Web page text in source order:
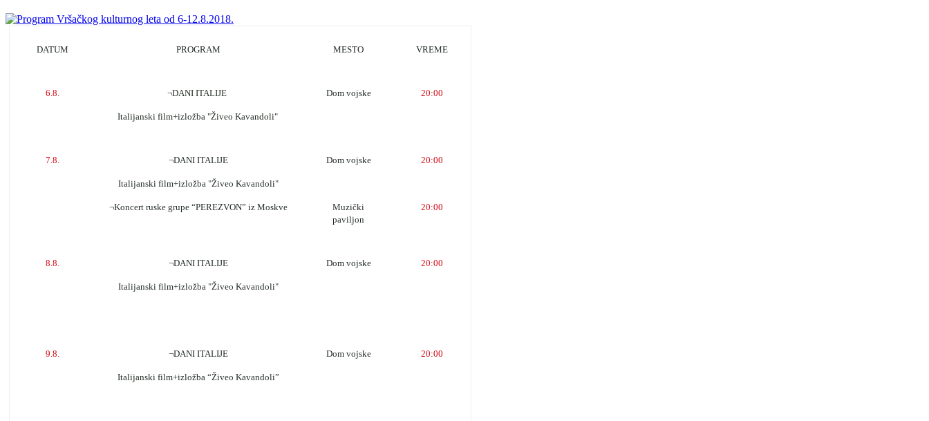
DATUM PROGRAM MESTO VREME
6.8. ¬DANI ITALIJE
Italijanski film+izložba "Živeo Kavandoli"
Dom vojske 20:00
7.8. ¬DANI ITALIJE
Italijanski film+izložba "Živeo Kavandoli"
¬Koncert ruske grupe “PEREZVON” iz Moskve
Dom vojske
Muzički
paviljon
20:00
20:00
8.8. ¬DANI ITALIJE
Italijanski film+izložba "Živeo Kavandoli"
Dom vojske 20:00
9.8. ¬DANI ITALIJE
Italijanski film+izložba “Živeo Kavandoli”
Dom vojske 20:00